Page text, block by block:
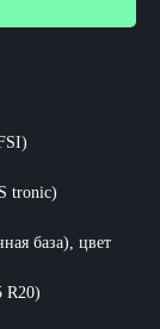
tronic)​
база), цвет
R20)​